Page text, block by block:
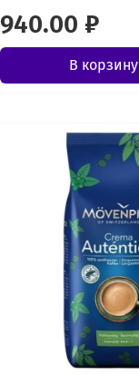
940.00 ₽
В корзину